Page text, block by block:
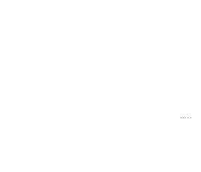
…..